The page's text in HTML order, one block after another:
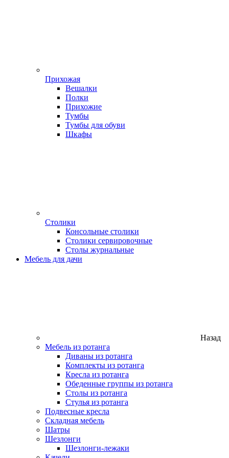
Прихожая
Вешалки
Полки
Прихожие
Тумбы
Тумбы для обуви
Шкафы
Столики
Консольные столики
Столики сервировочные
Столы журнальные
Мебель для дачи
Назад
Мебель из ротанга
Диваны из ротанга
Комплекты из ротанга
Кресла из ротанга
Обеденные группы из ротанга
Столы из ротанга
Стулья из ротанга
Подвесные кресла
Складная мебель
Шатры
Шезлонги
Шезлонги-лежаки